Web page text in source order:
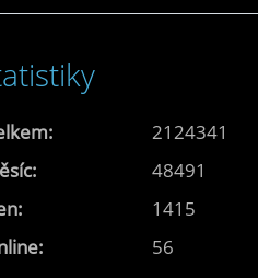
56
2124341
48491
1415